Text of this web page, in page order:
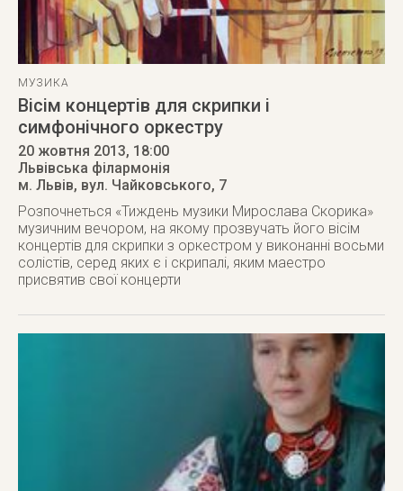
МУЗИКА
Вісім концертів для скрипки і
симфонічного оркестру
20 жовтня 2013, 18:00
Львівська філармонія
м. Львів, вул. Чайковського, 7
Розпочнеться «Тиждень музики Мирослава Скорика»
музичним вечором, на якому прозвучать його вісім
концертів для скрипки з оркестром у виконанні восьми
солістів, серед яких є і скрипалі, яким маестро
присвятив свої концерти